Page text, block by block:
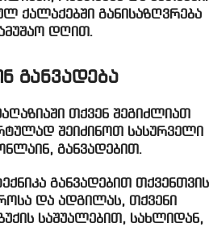
ქალაქებში განისაზღვრება
დღით.
განვადება
თქვენ შეგიძლიათ
შეიძინოთ სასურველი
განვადებით.
განვადებით თქვენთვის
და ადგილას, თქვენი
საშუალებით, სახლიდან,